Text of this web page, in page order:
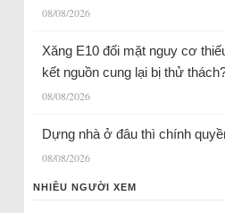
08/08/2026
Xăng E10 đối mặt nguy cơ
kết nguồn cung lại bị thử
08/08/2026
Dựng nhà ở đâu thì chính
08/08/2026
NHIỀU NGƯỜI XEM